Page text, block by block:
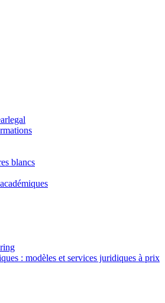
blancs
: modèles et services juridiques à prix